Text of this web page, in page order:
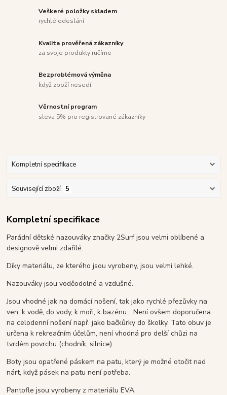
Veškeré položky skladem
rychlé odeslání
Kvalita prověřená zákazníky
za svoje produkty ručíme
Bezproblémová výměna
když zboží nesedí
Věrnostní program
sleva 5% pro registrované zákazníky
Kompletní specifikace
Související zboží 5
Kompletní specifikace
Parádní dětské nazouváky značky 2Surf jsou velmi oblíbené a
designově velmi zdařilé.
Díky materiálu, ze kterého jsou vyrobeny, jsou velmi lehké.
Nazouváky jsou voděodolné a vzdušné.
Jsou vhodné jak na domácí nošení, tak jako rychlé přezůvky na
ven, k vodě, do vody, k moři, k bazénu... Není ovšem doporučena
na celodenní nošení např. jako bačkůrky do školky. Tato obuv je
určena k rekreačním účelům, není vhodná pro delší chůzi na
tvrdém povrchu (chodník, silnice).
Boty jsou opatřené páskem na patu, který je možné otočit nad
nárt, když pásek na patu není potřeba.
Pantofle jsou vyrobeny z materiálu EVA.